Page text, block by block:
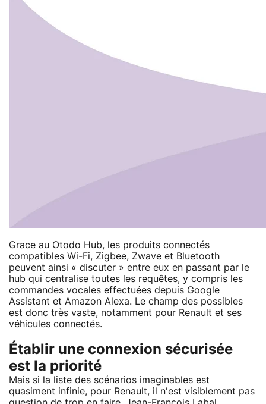
Grace au Otodo Hub, les produits connectés
compatibles Wi-Fi, Zigbee, Zwave et Bluetooth
peuvent ainsi « discuter » entre eux en passant par le
hub qui centralise toutes les requêtes, y compris les
commandes vocales effectuées depuis Google
Assistant et Amazon Alexa. Le champ des possibles
est donc très vaste, notamment pour Renault et ses
véhicules connectés.
Établir une connexion sécurisée
est la priorité
Mais si la liste des scénarios imaginables est
quasiment infinie, pour Renault, il n'est visiblement pas